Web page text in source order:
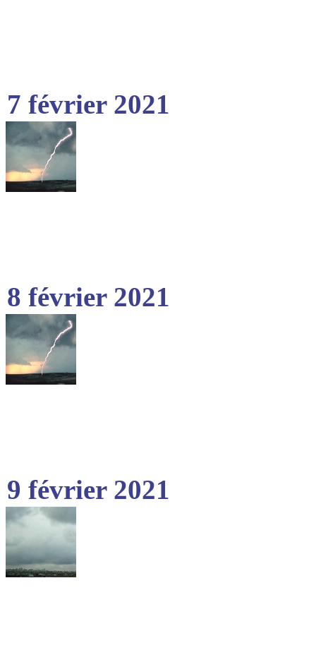
7 février 2021
8 février 2021
9 février 2021